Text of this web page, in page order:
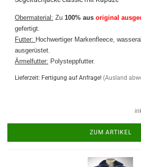
Obermaterial: Zu 100% aus original
gefertigt.
Futter: Hochwertiger Markenfleece,
ausgerüstet.
Ärmelfutter: Polysteppfutter.
Lieferzeit: Fertigung auf Anfrage! (Ausland
ZUM ARTIKEL